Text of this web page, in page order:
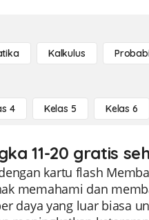
Kalkulus
4 Kelas 5 Kelas 6
11-20 gratis
kartu flash
memahami dan
daya yang luar biasa